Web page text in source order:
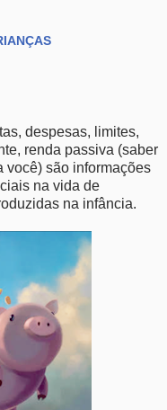
despesas, limites,
renda passiva (saber
você) são informações
na vida de
na infância.